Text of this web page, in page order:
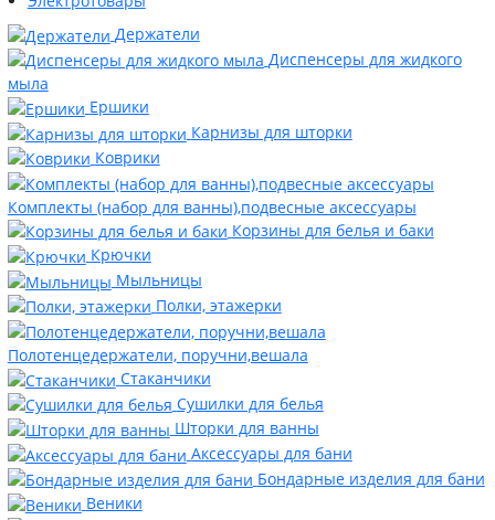
Держатели
Диспенсеры для жидкого
мыла
Ершики
Карнизы для шторки
Коврики
Комплекты (набор для ванны),подвесные аксессуары
Корзины для белья и баки
Крючки
Мыльницы
Полки, этажерки
Полотенцедержатели, поручни,вешала
Стаканчики
Сушилки для белья
Шторки для ванны
Аксессуары для бани
Бондарные изделия для бани
Веники